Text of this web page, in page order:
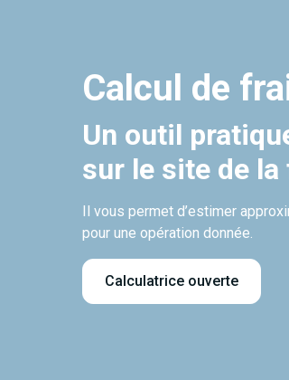
Calcul de
Un outil
sur le site de
Il vous permet d’estimer
pour une opération donnée.
Calculatrice ouverte